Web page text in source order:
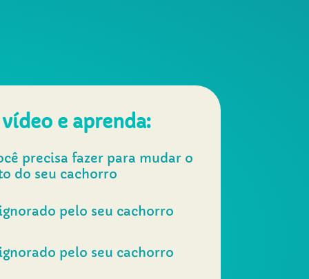
e aprenda:
precisa fazer para mudar o
do seu cachorro
pelo seu cachorro
pelo seu cachorro